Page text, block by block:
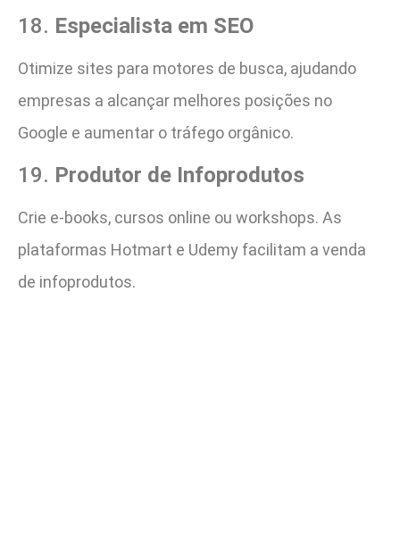
18. Especialista em SEO
Otimize sites para motores de busca, ajudando
empresas a alcançar melhores posições no
Google e aumentar o tráfego orgânico.
19. Produtor de Infoprodutos
Crie e-books, cursos online ou workshops. As
plataformas Hotmart e Udemy facilitam a venda
de infoprodutos.